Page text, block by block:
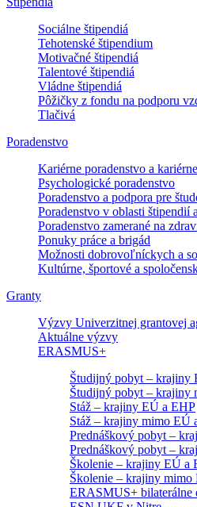
Sociálne štipendiá
Tehotenské štipendium
Motivačné štipendiá
Talentové štipendiá
Vládne štipendiá
Pôžičky z fondu na podporu
Tlačivá
Poradenstvo
Kariérne poradenstvo a
Psychologické poradenstvo
Poradenstvo a podpora pre
Poradenstvo v oblasti štipendií
Poradenstvo zamerané na
Ponuky práce a brigád
Možnosti dobrovoľníckych a
Kultúrne, športové a
Granty
Výzvy Univerzitnej grantovej
Aktuálne výzvy
ERASMUS+
Študijný pobyt – krajiny
Študijný pobyt – krajiny
Stáž – krajiny EÚ a EHP
Stáž – krajiny mimo EÚ
Prednáškový pobyt –
Prednáškový pobyt –
Školenie – krajiny EÚ a
Školenie – krajiny mimo
ERASMUS+ bilaterálne